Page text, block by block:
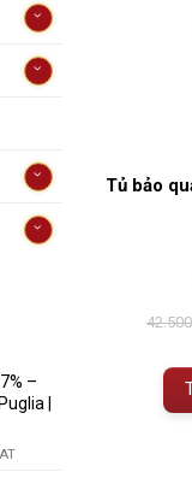
–
|
Tủ bảo